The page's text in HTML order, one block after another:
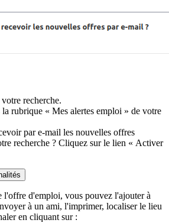
recherche.
rubrique « Mes alertes emploi » de votre
par e-mail les nouvelles offres
recherche ? Cliquez sur le lien « Activer
l'offre d'emploi, vous pouvez l'ajouter à
à un ami, l'imprimer, localiser le lieu
en cliquant sur :